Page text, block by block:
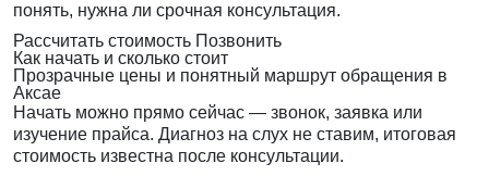
понять, нужна ли срочная консультация.
Рассчитать стоимость Позвонить
Как начать и сколько стоит
Прозрачные цены и понятный маршрут обращения в
Аксае
Начать можно прямо сейчас — звонок, заявка или
изучение прайса. Диагноз на слух не ставим, итоговая
стоимость известна после консультации.